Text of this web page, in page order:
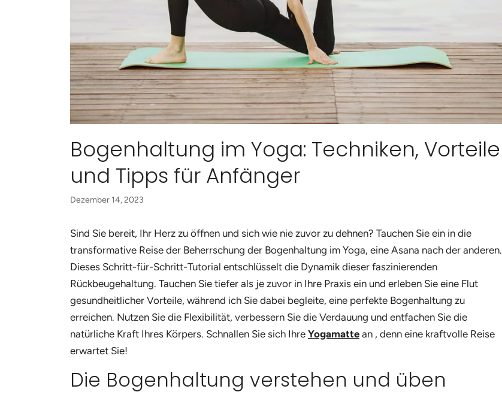
Bogenhaltung im Yoga: Techniken, Vorteile
und Tipps für Anfänger
Dezember 14, 2023
Sind Sie bereit, Ihr Herz zu öffnen und sich wie nie zuvor zu dehnen? Tauchen Sie ein in die
transformative Reise der Beherrschung der Bogenhaltung im Yoga, eine Asana nach der anderen.
Dieses Schritt-für-Schritt-Tutorial entschlüsselt die Dynamik dieser faszinierenden
Rückbeugehaltung. Tauchen Sie tiefer als je zuvor in Ihre Praxis ein und erleben Sie eine Flut
gesundheitlicher Vorteile, während ich Sie dabei begleite, eine perfekte Bogenhaltung zu
erreichen. Nutzen Sie die Flexibilität, verbessern Sie die Verdauung und entfachen Sie die
natürliche Kraft Ihres Körpers. Schnallen Sie sich Ihre Yogamatte an , denn eine kraftvolle Reise
erwartet Sie!
Die Bogenhaltung verstehen und üben